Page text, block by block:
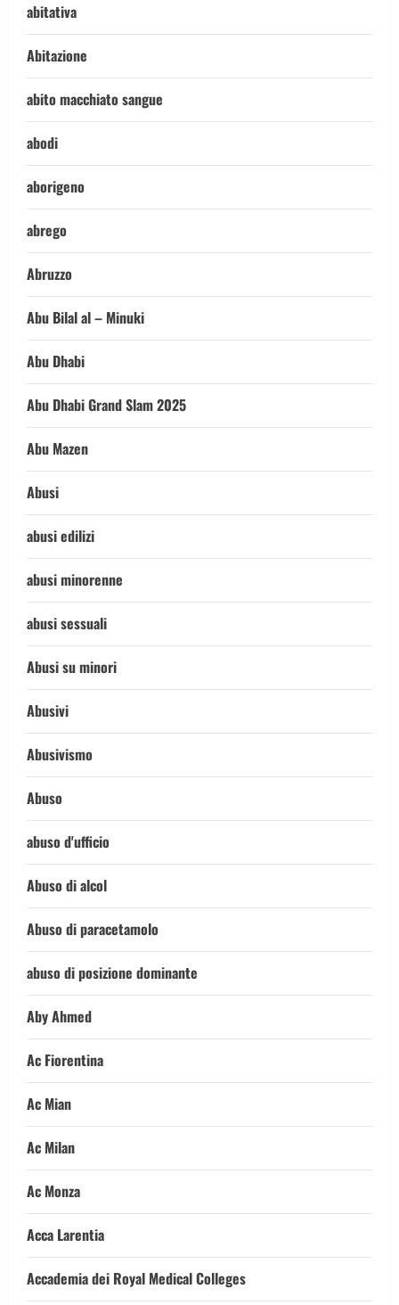
abitativa
Abitazione
abito macchiato sangue
abodi
aborigeno
abrego
Abruzzo
Abu Bilal al – Minuki
Abu Dhabi
Abu Dhabi Grand Slam 2025
Abu Mazen
Abusi
abusi edilizi
abusi minorenne
abusi sessuali
Abusi su minori
Abusivi
Abusivismo
Abuso
abuso d'ufficio
Abuso di alcol
Abuso di paracetamolo
abuso di posizione dominante
Aby Ahmed
Ac Fiorentina
Ac Mian
Ac Milan
Ac Monza
Acca Larentia
Accademia dei Royal Medical Colleges